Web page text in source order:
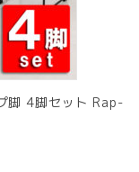
脚 4脚セット Rap-